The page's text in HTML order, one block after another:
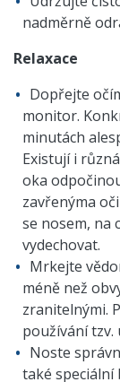
nadměrně
Relaxace
Dopřejte
monitor.
minutách
Existují i
oka
zavřenýma
se nosem, na
vydechovat.
Mrkejte
méně než
zranitelnými.
používání tzv.
Noste
také